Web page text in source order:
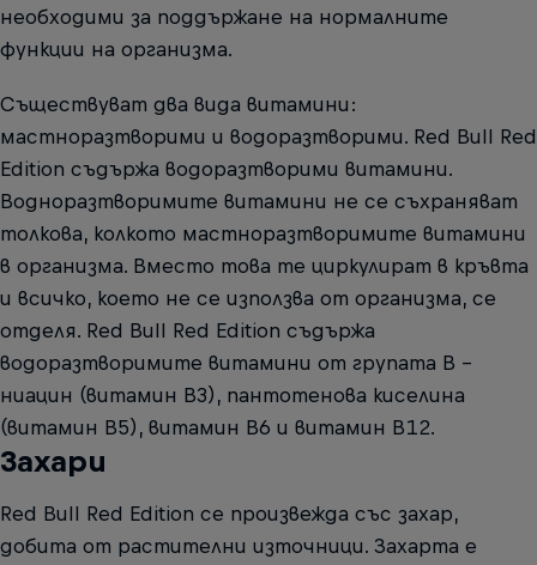
необходими за поддържане на нормалните
функции на организма.
Съществуват два вида витамини:
мастноразтворими и водоразтворими. Red Bull Red
Edition съдържа водоразтворими витамини.
Водноразтворимите витамини не се съхраняват
толкова, колкото мастноразтворимите витамини
в организма. Вместо това те циркулират в кръвта
и всичко, което не се използва от организма, се
отделя. Red Bull Red Edition съдържа
водоразтворимите витамини от групата В -
ниацин (витамин В3), пантотенова киселина
(витамин В5), витамин В6 и витамин В12.
Захари
Red Bull Red Edition се произвежда със захар,
добита от растителни източници. Захарта е